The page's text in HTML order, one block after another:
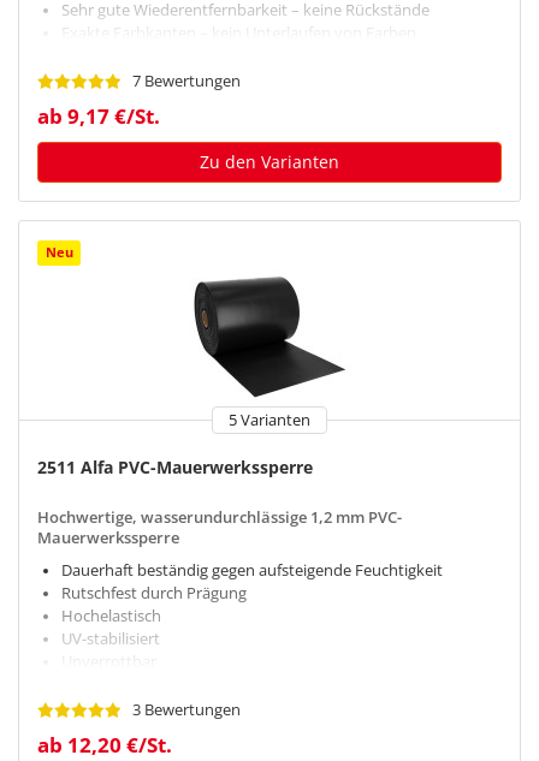
Sehr gute Wiederentfernbarkeit – keine Rückstände
Exakte Farbkanten – kein Unterlaufen von Farben
7 Bewertungen
ab 9,17 €/St.
Zu den Varianten
Neu
5 Varianten
2511 Alfa PVC-Mauerwerkssperre
Hochwertige, wasserundurchlässige 1,2 mm PVC-
Mauerwerkssperre
Dauerhaft beständig gegen aufsteigende Feuchtigkeit
Rutschfest durch Prägung
Hochelastisch
UV-stabilisiert
Unverrottbar
3 Bewertungen
ab 12,20 €/St.